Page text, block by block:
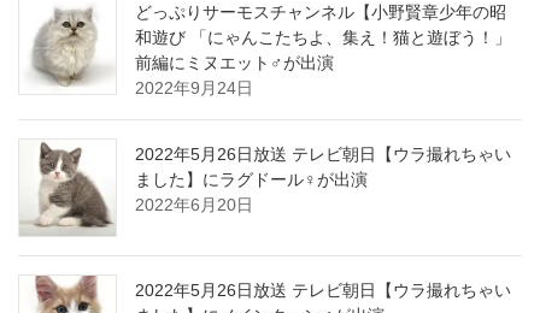
どっぷりサーモスチャンネル【小野賢章少年の昭
和遊び 「にゃんこたちよ、集え！猫と遊ぼう！」
前編にミヌエット♂が出演
2022年9月24日
2022年5月26日放送 テレビ朝日【ウラ撮れちゃい
ました】にラグドール♀が出演
2022年6月20日
2022年5月26日放送 テレビ朝日【ウラ撮れちゃい